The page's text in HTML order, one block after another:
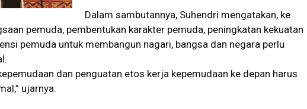
Dalam sambutannya, Suhendri mengatakan, ke
pemuda, pembentukan karakter pemuda, peningkatan kekuatan
pemuda untuk membangun nagari, bangsa dan negara perlu
dan penguatan etos kerja kepemudaan ke depan harus
ujarnya.